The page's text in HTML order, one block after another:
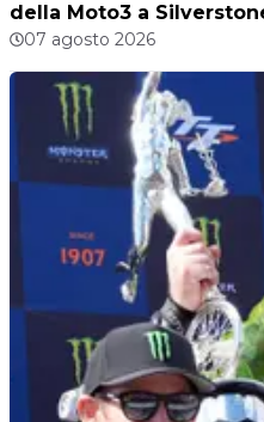
della Moto3 a
07 agosto 2026